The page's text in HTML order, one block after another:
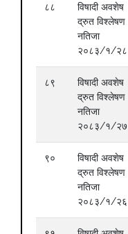
८८
विषादी अवशेष
द्रुत विश्लेषण
नतिजा
२०८३/१/२८
८९
विषादी अवशेष
द्रुत विश्लेषण
नतिजा
२०८३/१/२७
९०
विषादी अवशेष
द्रुत विश्लेषण
नतिजा
२०८३/१/२६